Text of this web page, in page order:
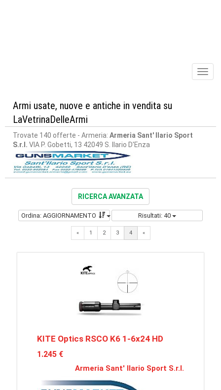
Armi usate, nuove e antiche in vendita su
LaVetrinaDelleArmi
Trovate 140 offerte - Armeria: Armeria Sant' Ilario Sport
S.r.l. VIA P. Gobetti, 13 42049 S. Ilario D'Enza
RICERCA AVANZATA
Ordina: AGGIORNAMENTO Risultati: 40
«Previous
1 2 3 4 «
KITE Optics RSCO K6 1-6x24 HD
1.245 €
Armeria Sant' Ilario Sport S.r.l.